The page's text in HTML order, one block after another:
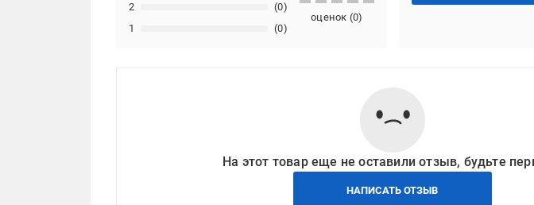
1 (0)
2 (0)
оценок (0)
На этот товар еще не оставили отзыв, будьте
НАПИСАТЬ ОТЗЫВ